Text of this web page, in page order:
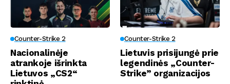
Counter-Strike 2
Nacionalinėje
atrankoje išrinkta
Lietuvos „CS2“
Counter-Strike 2
Lietuvis prisijungė prie
legendinės „Counter-
Strike” organizacijos